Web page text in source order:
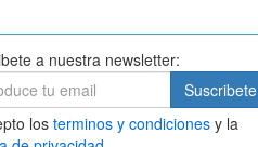
a nuestra newsletter:
Suscribete
los terminos y condiciones y la